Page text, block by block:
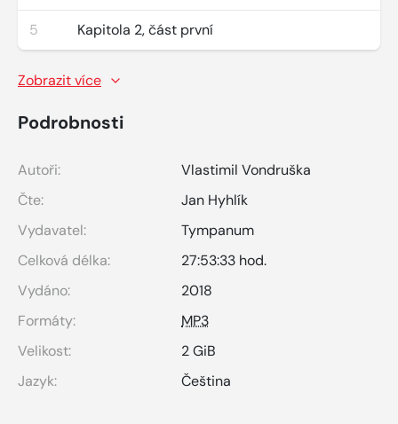
5 Kapitola 2, část první
Zobrazit více
Podrobnosti
Autoři:
Vlastimil Vondruška
Čte:
Jan Hyhlík
Vydavatel:
Tympanum
Celková délka:
27:53:33 hod.
Vydáno:
2018
Formáty:
MP3
Velikost:
2 GiB
Jazyk:
Čeština